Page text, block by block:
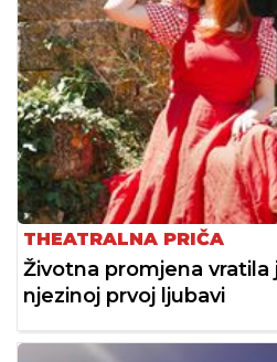
THEATRALNA PRIČA
Životna promjena vratila
njezinoj prvoj ljubavi